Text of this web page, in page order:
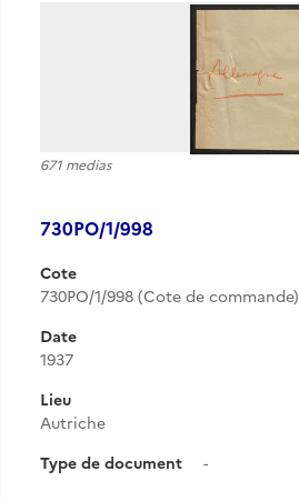
671 medias
730PO/1/998
Cote
730PO/1/998 (Cote de commande)
Date
1937
Lieu
Autriche
Type de document
-